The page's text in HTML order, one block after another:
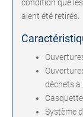
condition que
aient été retirés.
déchets à
Système